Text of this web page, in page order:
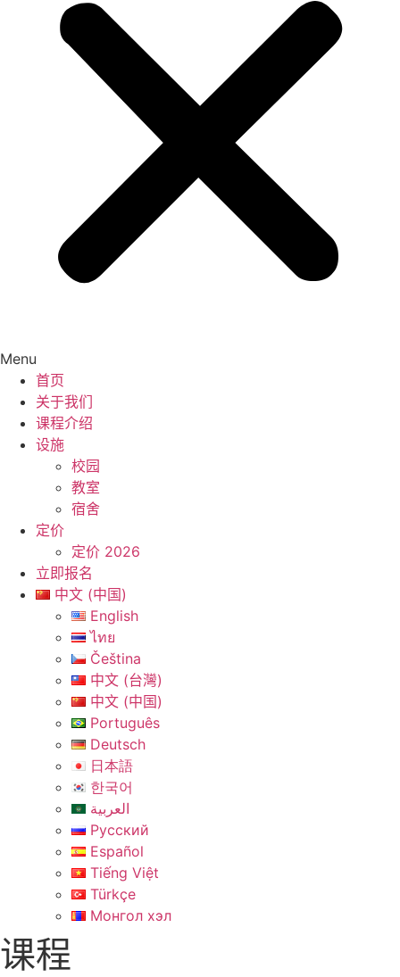
Menu
首页
关于我们
课程介绍
设施
校园
教室
宿舍
定价
定价 2026
立即报名
中文 (中国)
English
ไทย
Čeština
中文 (台灣)
中文 (中国)
Português
Deutsch
日本語
한국어
العربية
Русский
Español
Tiếng Việt
Türkçe
Монгол хэл
课程